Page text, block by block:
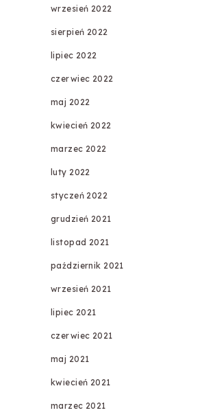
wrzesień 2022
sierpień 2022
lipiec 2022
czerwiec 2022
maj 2022
kwiecień 2022
marzec 2022
luty 2022
styczeń 2022
grudzień 2021
listopad 2021
październik 2021
wrzesień 2021
lipiec 2021
czerwiec 2021
maj 2021
kwiecień 2021
marzec 2021